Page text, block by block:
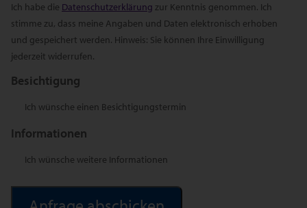
Ich habe die Datenschutzerklärung zur Kenntnis genommen. Ich
stimme zu, dass meine Angaben und Daten elektronisch erhoben
und gespeichert werden. Hinweis: Sie können Ihre Einwilligung
jederzeit widerrufen.
Besichtigung
Ich wünsche einen Besichtigungstermin
Informationen
Ich wünsche weitere Informationen